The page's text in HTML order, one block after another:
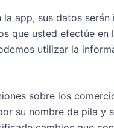
app, sus datos
que usted efectúe
utilizar la
sobre los
su nombre de pila y